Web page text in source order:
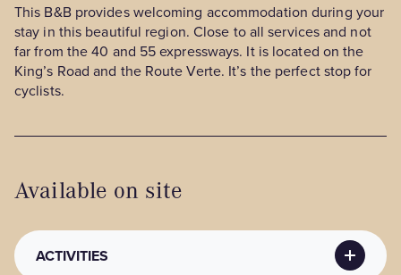
This B&B provides welcoming accommodation during your
stay in this beautiful region. Close to all services and not
far from the 40 and 55 expressways. It is located on the
King’s Road and the Route Verte. It’s the perfect stop for
cyclists.
Available on site
ACTIVITIES